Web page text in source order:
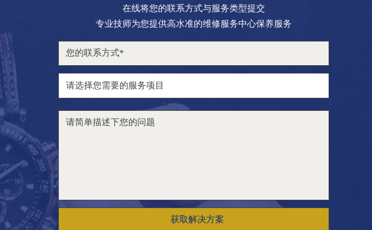
在线将您的联系方式与服务类型提交
专业技师为您提供高水准的维修服务中心保养服务
获取解决方案